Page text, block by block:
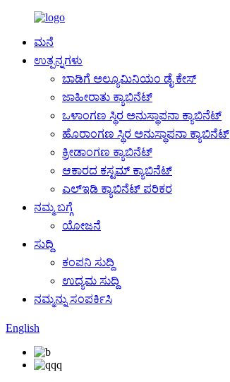
ಮನೆ
ಉತ್ಪನ್ನಗಳು
ಬಾಡಿಗೆ ಅಲ್ಯೂಮಿನಿಯಂ ಡೈ ಕೇಸ್
ಜಾಹೀರಾತು ಕ್ಯಾಬಿನೆಟ್
ಒಳಾಂಗಣ ಸ್ಥಿರ ಅನುಸ್ಥಾಪನಾ ಕ್ಯಾಬಿನೆಟ್
ಹೊರಾಂಗಣ ಸ್ಥಿರ ಅನುಸ್ಥಾಪನಾ ಕ್ಯಾಬಿನೆಟ್
ಕ್ರೀಡಾಂಗಣ ಕ್ಯಾಬಿನೆಟ್
ಆಕಾರದ ಕಸ್ಟಮ್ ಕ್ಯಾಬಿನೆಟ್
ಎಲ್ಇಡಿ ಕ್ಯಾಬಿನೆಟ್ ಪರಿಕರ
ನಮ್ಮ ಬಗ್ಗೆ
ಯೋಜನೆ
ಸುದ್ದಿ
ಕಂಪನಿ ಸುದ್ದಿ
ಉದ್ಯಮ ಸುದ್ದಿ
ನಮ್ಮನ್ನು ಸಂಪರ್ಕಿಸಿ
English